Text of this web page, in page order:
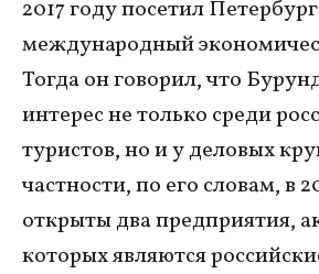
2017 году посетил
международный
Тогда он говорил, что
интерес не только среди
туристов, но и у деловых
частности, по его словам, в
открыты два предприятия,
которых являются